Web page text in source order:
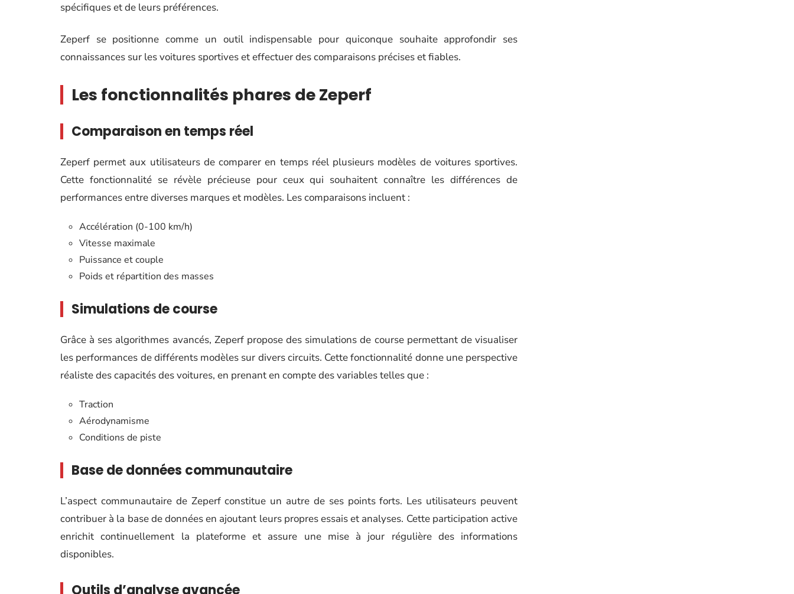
spécifiques et de leurs préférences.
Zeperf se positionne comme un outil indispensable pour quiconque souhaite approfondir ses
connaissances sur les voitures sportives et effectuer des comparaisons précises et fiables.
Les fonctionnalités phares de Zeperf
Comparaison en temps réel
Zeperf permet aux utilisateurs de comparer en temps réel plusieurs modèles de voitures sportives.
Cette fonctionnalité se révèle précieuse pour ceux qui souhaitent connaître les différences de
performances entre diverses marques et modèles. Les comparaisons incluent :
Accélération (0-100 km/h)
Vitesse maximale
Puissance et couple
Poids et répartition des masses
Simulations de course
Grâce à ses algorithmes avancés, Zeperf propose des simulations de course permettant de visualiser
les performances de différents modèles sur divers circuits. Cette fonctionnalité donne une perspective
réaliste des capacités des voitures, en prenant en compte des variables telles que :
Traction
Aérodynamisme
Conditions de piste
Base de données communautaire
L’aspect communautaire de Zeperf constitue un autre de ses points forts. Les utilisateurs peuvent
contribuer à la base de données en ajoutant leurs propres essais et analyses. Cette participation active
enrichit continuellement la plateforme et assure une mise à jour régulière des informations
disponibles.
Outils d’analyse avancée